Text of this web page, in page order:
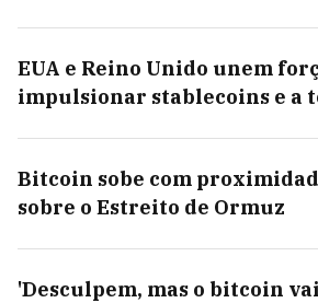
EUA e Reino Unido unem
impulsionar stablecoins e a
Bitcoin sobe com
sobre o Estreito de Ormuz
'Desculpem, mas o bitcoin